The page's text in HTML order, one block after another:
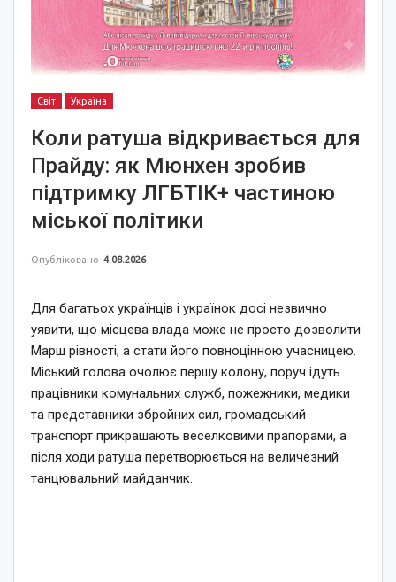
Світ Україна
Коли ратуша відкривається для
Прайду: як Мюнхен зробив
підтримку ЛГБТІК+ частиною
міської політики
Опубліковано 4.08.2026
Для багатьох українців і українок досі незвично
уявити, що місцева влада може не просто дозволити
Марш рівності, а стати його повноцінною учасницею.
Міський голова очолює першу колону, поруч ідуть
працівники комунальних служб, пожежники, медики
та представники збройних сил, громадський
транспорт прикрашають веселковими прапорами, а
після ходи ратуша перетворюється на величезний
танцювальний майданчик.